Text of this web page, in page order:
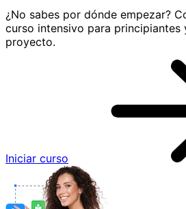
¿No sabes por dónde empezar?
curso intensivo para principiantes
proyecto.
Iniciar curso